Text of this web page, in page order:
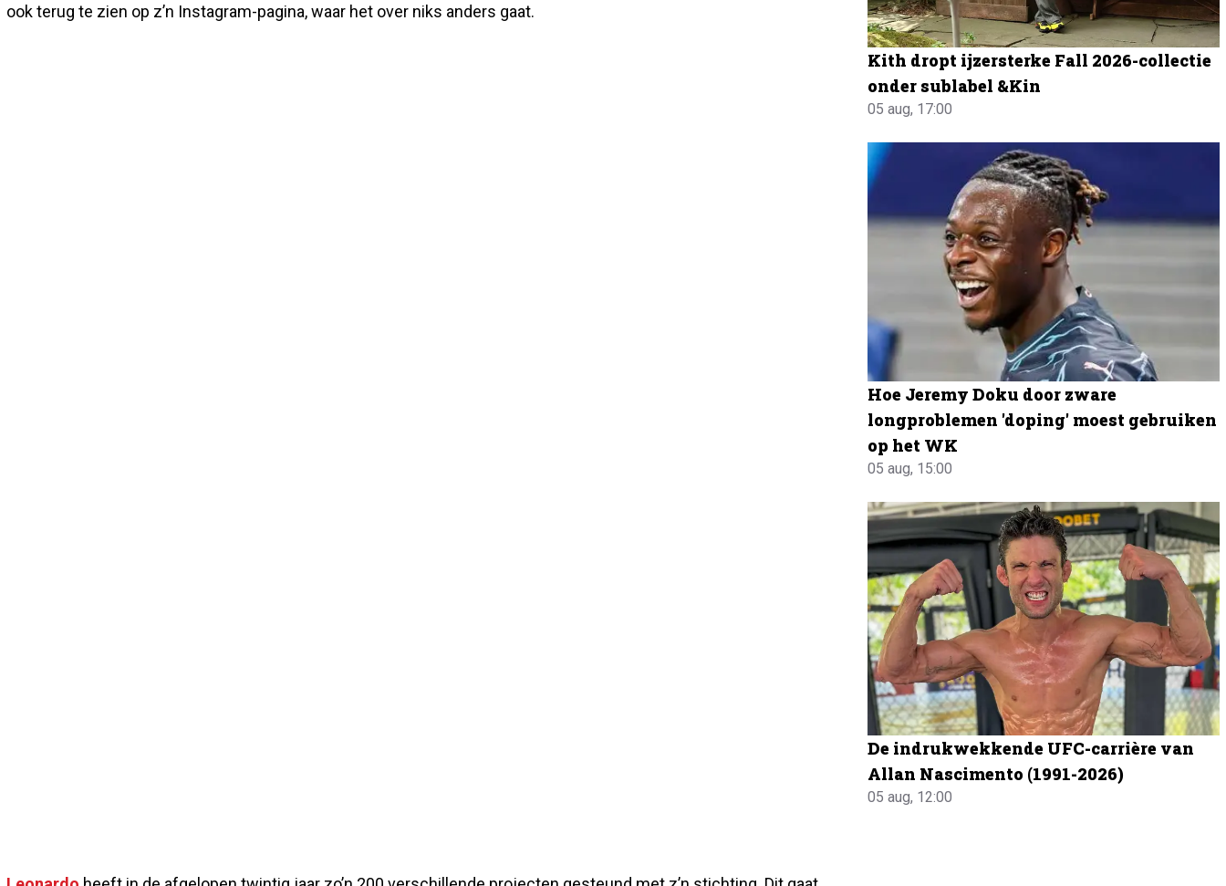
ook terug te zien op z’n Instagram-pagina, waar het over niks anders gaat.
Kith dropt ijzersterke Fall 2026-collectie
onder sublabel &Kin
05 aug, 17:00
Hoe Jeremy Doku door zware
longproblemen 'doping' moest gebruiken
op het WK
05 aug, 15:00
De indrukwekkende UFC-carrière van
Allan Nascimento (1991-2026)
05 aug, 12:00